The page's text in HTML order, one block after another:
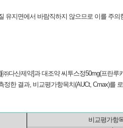
유지면에서 바람직하지 않으므로 이를 주의
다산제약]과 대조약 씨투스정50mg(프란
한 결과, 비교평가항목치(AUCt, Cmax)를
비교평가항